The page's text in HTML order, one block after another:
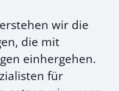
wir die
die mit
einhergehen.
für